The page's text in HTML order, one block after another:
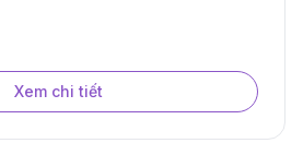
Xem chi tiết